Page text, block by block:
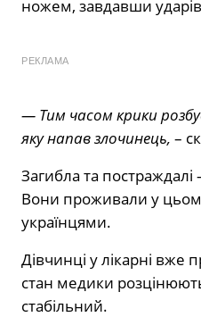
ножем, завдавши
РЕКЛАМА
— Тим часом крики
яку напав злочинець, –
Загибла та
Вони проживали у
українцями.
Дівчинці у лікарні вже
стан медики
стабільний.